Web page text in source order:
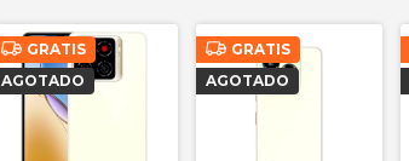
GRATIS
AGOTADO
GRATIS
AGOTADO